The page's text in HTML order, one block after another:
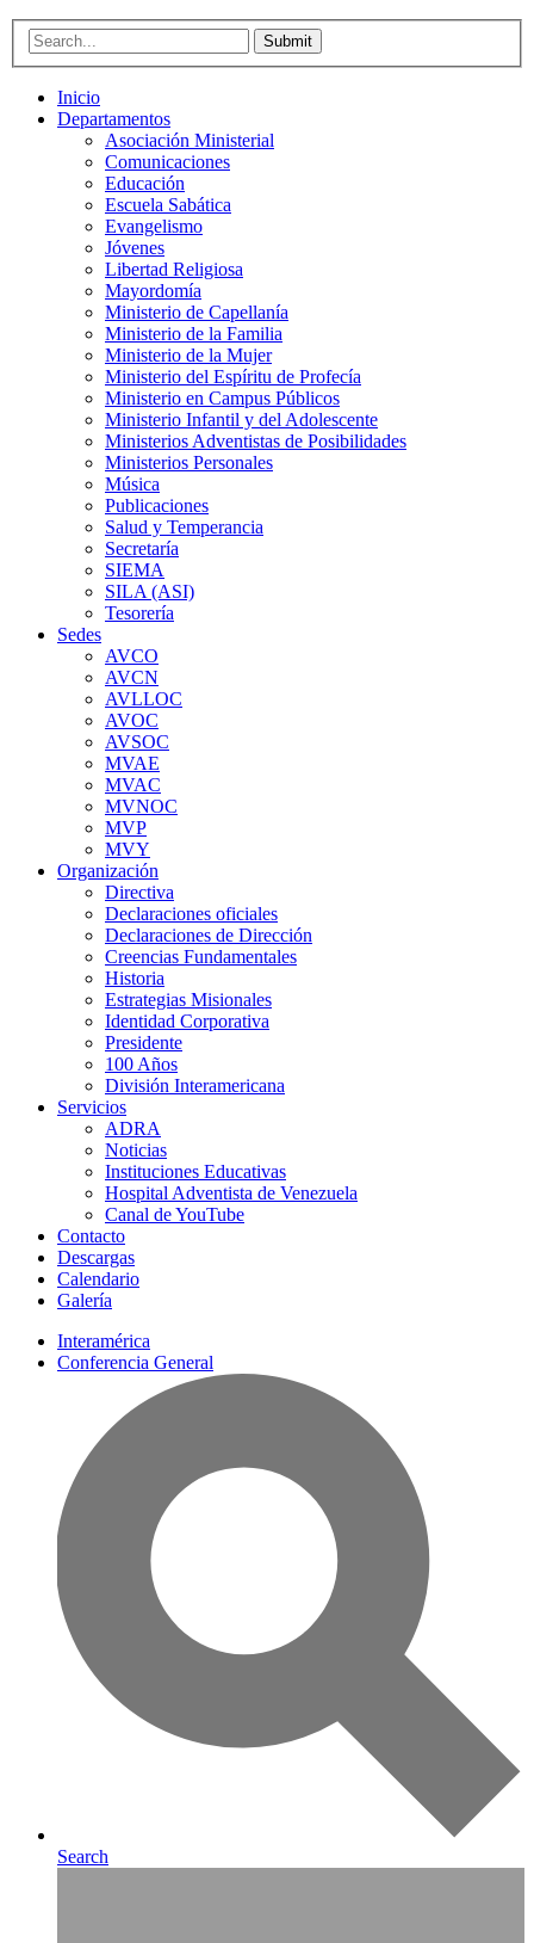
Submit
Inicio
Departamentos
Asociación Ministerial
Comunicaciones
Educación
Escuela Sabática
Evangelismo
Jóvenes
Libertad Religiosa
Mayordomía
Ministerio de Capellanía
Ministerio de la Familia
Ministerio de la Mujer
Ministerio del Espíritu de Profecía
Ministerio en Campus Públicos
Ministerio Infantil y del Adolescente
Ministerios Adventistas de Posibilidades
Ministerios Personales
Música
Publicaciones
Salud y Temperancia
Secretaría
SIEMA
SILA (ASI)
Tesorería
Sedes
AVCO
AVCN
AVLLOC
AVOC
AVSOC
MVAE
MVAC
MVNOC
MVP
MVY
Organización
Directiva
Declaraciones oficiales
Declaraciones de Dirección
Creencias Fundamentales
Historia
Estrategias Misionales
Identidad Corporativa
Presidente
100 Años
División Interamericana
Servicios
ADRA
Noticias
Instituciones Educativas
Hospital Adventista de Venezuela
Canal de YouTube
Contacto
Descargas
Calendario
Galería
Interamérica
Conferencia General
Search